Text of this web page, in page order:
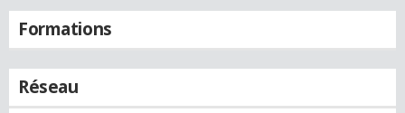
Formations
Réseau